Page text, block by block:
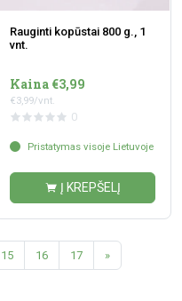
Rauginti kopūstai 800 g., 1
vnt.
Kaina €3,99
€3,99/vnt.
0
Pristatymas visoje Lietuvoje
Į KREPŠELĮ
15 16 17 »